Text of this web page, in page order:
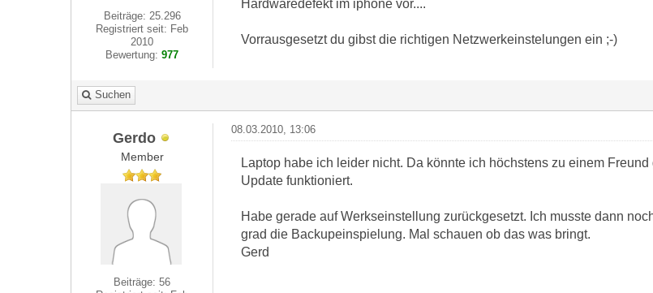
Beiträge: 25.296
Registriert seit: Feb
2010
Bewertung:977
Hardwaredefekt im iphone vor....
Vorrausgesetzt du gibst die richtigen Netzwerkeinstelungen ein ;-)
Suchen
Gerdo
Member
Beiträge: 56
08.03.2010, 13:06
Laptop habe ich leider nicht. Da könnte ich höchstens zu einem
Update funktioniert.
Habe gerade auf Werkseinstellung zurückgesetzt. Ich musste dann
grad die Backupeinspielung. Mal schauen ob das was bringt.
Gerd